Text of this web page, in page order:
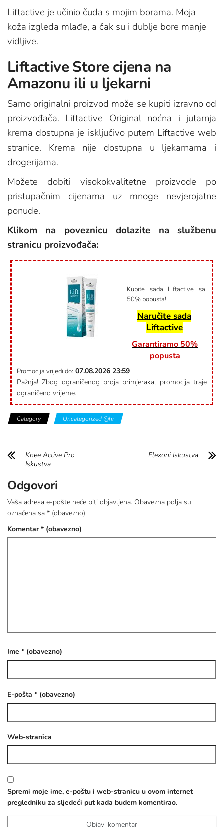
Liftactive je učinio čuda s mojim borama. Moja
koža izgleda mlađe, a čak su i dublje bore manje
vidljive.
Liftactive Store cijena na
Amazonu ili u ljekarni
Samo originalni proizvod može se kupiti izravno od
proizvođača. Liftactive Original noćna i jutarnja
krema dostupna je isključivo putem Liftactive web
stranice. Krema nije dostupna u ljekarnama i
drogerijama.
Možete dobiti visokokvalitetne proizvode po
pristupačnim cijenama uz mnoge nevjerojatne
ponude.
Klikom na poveznicu dolazite na službenu
stranicu proizvođača:
Kupite sada Liftactive sa
50% popusta!
Naručite sada
Liftactive
Garantiramo 50%
popusta
Promocija vrijedi do: 07.08.2026 23:59
Pažnja! Zbog ograničenog broja primjeraka, promocija traje
ograničeno vrijeme.
Category Uncategorized @hr
Knee Active Pro
Iskustva
Flexoni Iskustva
Odgovori
Vaša adresa e-pošte neće biti objavljena. Obavezna polja su
označena sa * (obavezno)
Komentar* (obavezno)
Ime * (obavezno)
E-pošta * (obavezno)
Web-stranica
Spremi moje ime, e-poštu i web-stranicu u ovom internet
pregledniku za sljedeći put kada budem komentirao.